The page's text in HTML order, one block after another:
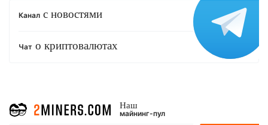
Канал с новостями
Чат о криптовалютах
Наш
майнинг-пул